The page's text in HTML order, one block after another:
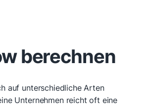
berechnen
auf unterschiedliche Arten
Unternehmen reicht oft eine